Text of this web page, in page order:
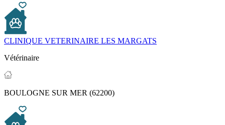
CLINIQUE VETERINAIRE LES MARGATS
Vétérinaire
BOULOGNE SUR MER (62200)